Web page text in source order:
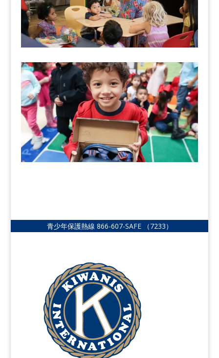
青少年保護熱線 866-607-SAFE （7233）